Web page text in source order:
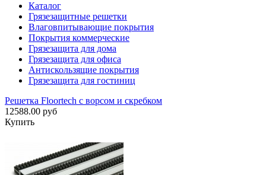
Каталог
Грязезащитные решетки
Влаговпитывающие покрытия
Покрытия коммерческие
Грязезащита для дома
Грязезащита для офиса
Антискользящие покрытия
Грязезащита для гостиниц
Решетка Floortech с ворсом и скребком
12588.00 руб
Купить